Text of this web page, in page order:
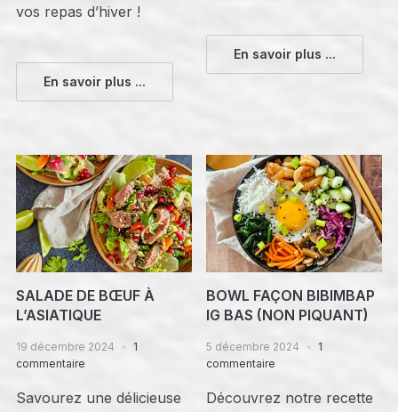
vos repas d’hiver !
En savoir plus ...
En savoir plus ...
SALADE DE BŒUF À
L’ASIATIQUE
19 décembre 2024
1
commentaire
Savourez une délicieuse
BOWL FAÇON BIBIMBAP
IG BAS (NON PIQUANT)
5 décembre 2024
1
commentaire
Découvrez notre recette